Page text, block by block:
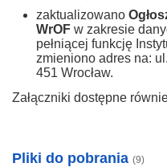
zaktualizowano
WrOF w zakresie
pełniącej funkcję
zmieniono adres na:
451 Wrocław.
Załączniki dostępne
Pliki do pobrania (9)